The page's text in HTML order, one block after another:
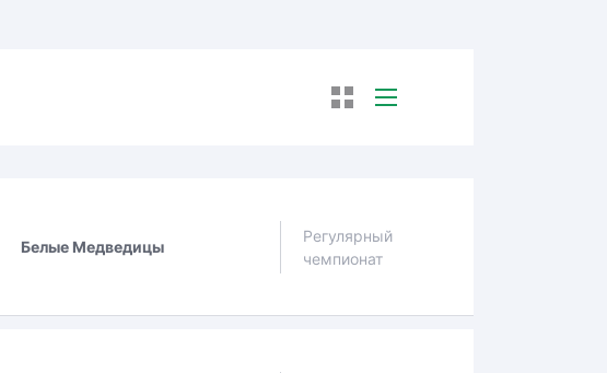
Белые Медведицы
Регулярный
чемпионат